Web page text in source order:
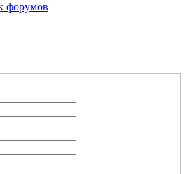
форумов